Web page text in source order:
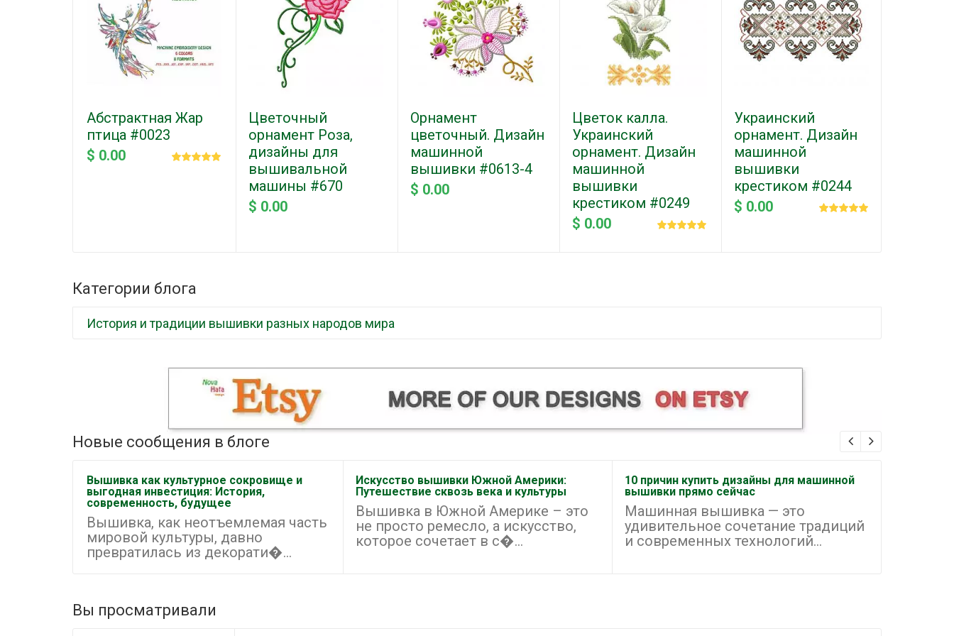
Абстрактная Жар
птица #0023
$ 0.00
Цветочный
орнамент Роза,
дизайны для
вышивальной
машины #670
$ 0.00
Орнамент
цветочный. Дизайн
машинной
вышивки #0613-4
$ 0.00
Цветок калла.
Украинский
орнамент. Дизайн
машинной
вышивки
крестиком #0249
$ 0.00
Украинский
орнамент. Дизайн
машинной
вышивки
крестиком #0244
$ 0.00
Категории блога
История и традиции вышивки разных народов мира
Новые сообщения в блоге
Вышивка как культурное сокровище и
выгодная инвестиция: История,
современность, будущее
Вышивка, как неотъемлемая часть
мировой культуры, давно
превратилась из декорати�...
Искусство вышивки Южной Америки:
Путешествие сквозь века и культуры
Вышивка в Южной Америке – это
не просто ремесло, а искусство,
которое сочетает в с�...
10 причин купить дизайны для машинной
вышивки прямо сейчас
Машинная вышивка — это
удивительное сочетание традиций
и современных технологий...
Вы просматривали